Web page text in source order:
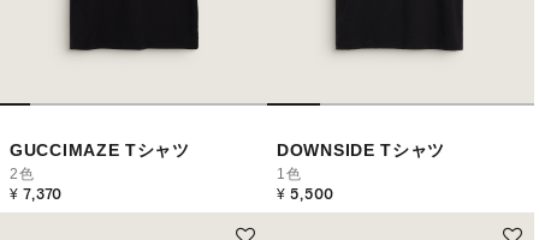
GUCCIMAZE Tシャツ
2色
¥ 7,370
DOWNSIDE Tシャツ
1色
¥ 5,500